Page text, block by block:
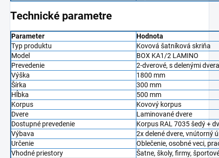
Technické parametre
Parameter
Hodnota
Typ produktu
Kovová šatníková skriňa
Model
BOX KA1/2 LAMINO
Prevedenie
2-dverové, s delenými
Výška
1800 mm
Šírka
300 mm
Hĺbka
500 mm
Korpus
Kovový korpus
Dvere
Laminované dvere
Dostupné prevedenie
Korpus RAL 7035 šedý +
Výbava
2x delené dvere, vnútorný
Určenie
Oblečenie, osobné veci,
Vhodné priestory
Šatne, školy, firmy,